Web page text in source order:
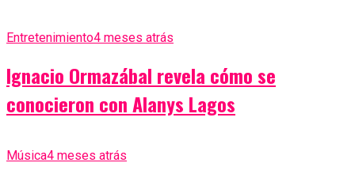
Entretenimiento4 meses atrás
Ignacio Ormazábal revela cómo se
conocieron con Alanys Lagos
Música4 meses atrás